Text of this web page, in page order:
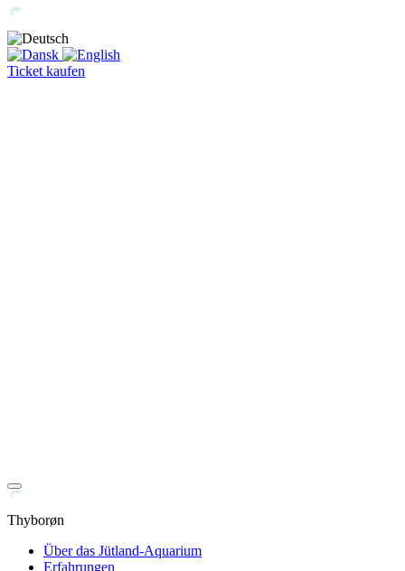
Ticket kaufen
Thyborøn
Über das Jütland-Aquarium
Erfahrungen